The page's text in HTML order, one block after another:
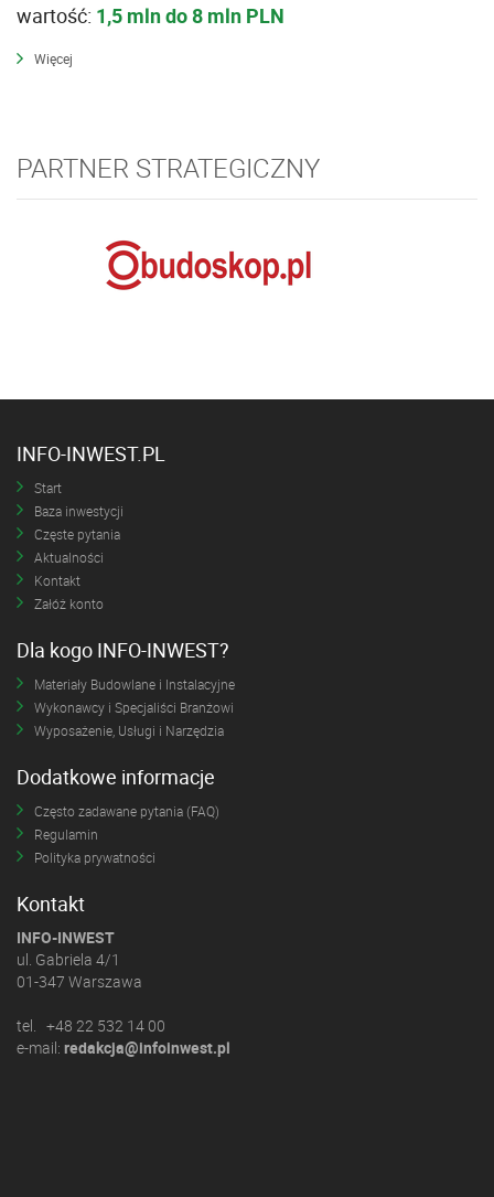
wartość: 1,5 mln do 8 mln PLN
Więcej
PARTNER STRATEGICZNY
INFO-INWEST.PL
Start
Baza inwestycji
Częste pytania
Aktualności
Kontakt
Załóż konto
Dla kogo INFO-INWEST?
Materiały Budowlane i Instalacyjne
Wykonawcy i Specjaliści Branżowi
Wyposażenie, Usługi i Narzędzia
Dodatkowe informacje
Często zadawane pytania (FAQ)
Regulamin
Polityka prywatności
Kontakt
INFO-INWEST
ul. Gabriela 4/1
01-347 Warszawa
tel. +48 22 532 14 00
e-mail: redakcja@infoinwest.pl